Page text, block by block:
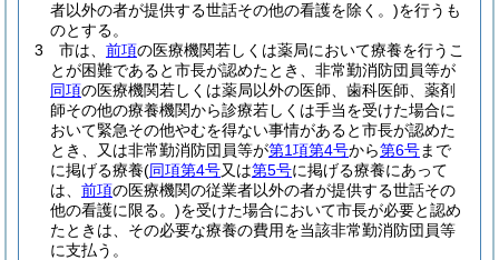
者以外の者が提供する世話その他の看護を除く。)を行うも
のとする。
3
市は、 前項の医療機関若しくは薬局において療養を行うこ
とが困難であると市長が認めたとき、非常勤消防団員等が
同項の医療機関若しくは薬局以外の医師、歯科医師、薬剤
師その他の療養機関から診療若しくは手当を受けた場合に
おいて緊急その他やむを得ない事情があると市長が認めた
とき、又は非常勤消防団員等が第1項第4号から第6号まで
に掲げる療養(同項第4号又は第5号に掲げる療養にあって
は、 前項の医療機関の従業者以外の者が提供する世話その
他の看護に限る。)を受けた場合において市長が必要と認め
たときは、その必要な療養の費用を当該非常勤消防団員等
に支払う。